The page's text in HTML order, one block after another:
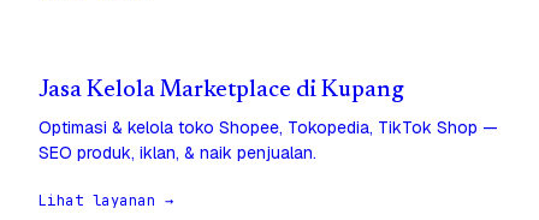
Jasa Kelola Marketplace di Kupang
Optimasi & kelola toko Shopee, Tokopedia, TikTok Shop —
SEO produk, iklan, & naik penjualan.
Lihat layanan →